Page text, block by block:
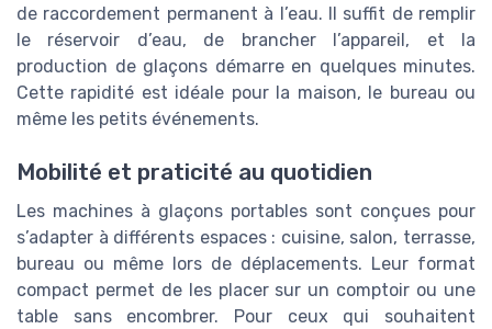
de raccordement permanent à l’eau. Il suffit de remplir
le réservoir d’eau, de brancher l’appareil, et la
production de glaçons démarre en quelques minutes.
Cette rapidité est idéale pour la maison, le bureau ou
même les petits événements.
Mobilité et praticité au quotidien
Les machines à glaçons portables sont conçues pour
s’adapter à différents espaces : cuisine, salon, terrasse,
bureau ou même lors de déplacements. Leur format
compact permet de les placer sur un comptoir ou une
table sans encombrer. Pour ceux qui souhaitent